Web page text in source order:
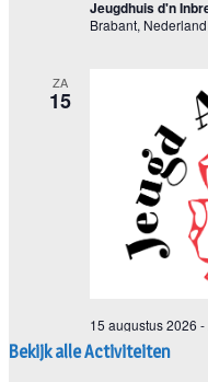
Bekijk alle Activiteiten